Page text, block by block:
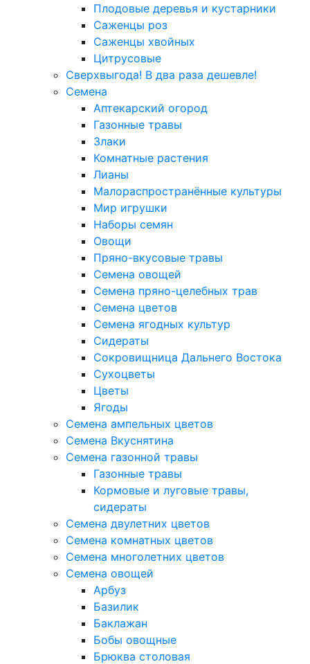
Плодовые деревья и кустарники
Саженцы роз
Саженцы хвойных
Цитрусовые
Сверхвыгода! В два раза дешевле!
Семена
Аптекарский огород
Газонные травы
Злаки
Комнатные растения
Лианы
Малораспространённые культуры
Мир игрушки
Наборы семян
Овощи
Пряно-вкусовые травы
Семена овощей
Семена пряно-целебных трав
Семена цветов
Семена ягодных культур
Сидераты
Сокровищница Дальнего Востока
Сухоцветы
Цветы
Ягоды
Семена ампельных цветов
Семена Вкуснятина
Семена газонной травы
Газонные травы
Кормовые и луговые травы,
сидераты
Семена двулетних цветов
Семена комнатных цветов
Семена многолетних цветов
Семена овощей
Арбуз
Базилик
Баклажан
Бобы овощные
Брюква столовая